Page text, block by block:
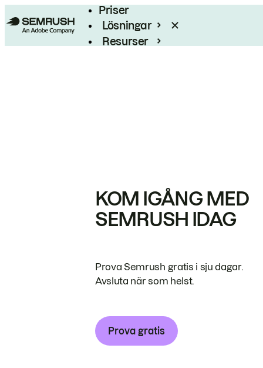
Priser
Lösningar
Resurser
KOM IGÅNG MED
SEMRUSH IDAG
Prova Semrush gratis i sju dagar.
Avsluta när som helst.
Prova gratis